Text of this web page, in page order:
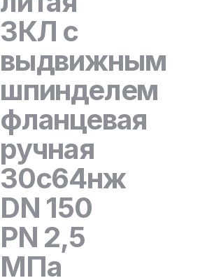
ЗКЛ с
выдвижным
шпинделем
фланцевая
ручная
30с64нж
DN 150
PN 2,5
МПа